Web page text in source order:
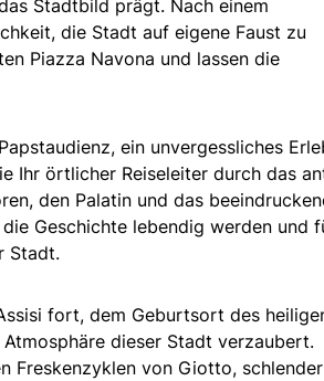
Stadtbild prägt. Nach einem
die Stadt auf eigene Faust zu
Piazza Navona und lassen die
ein unvergessliches
Ihr örtlicher Reiseleiter durch das
den Palatin und das
Geschichte lebendig werden und
Stadt.
fort, dem Geburtsort des
dieser Stadt verzaubert.
Freskenzyklen von Giotto,